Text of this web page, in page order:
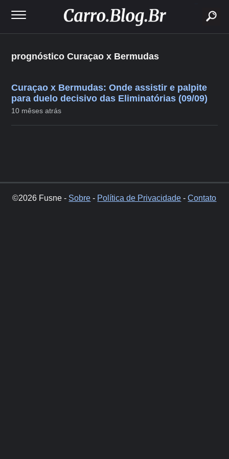
prognóstico Curaçao x Bermudas
Curaçao x Bermudas: Onde assistir e palpite
para duelo decisivo das Eliminatórias (09/09)
10 mêses atrás
©2026 Fusne - Sobre - Política de Privacidade -Contato